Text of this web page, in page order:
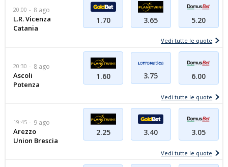
20:00 8 ago
L.R. Vicenza
Catania
1.70 3.65 5.20
Vedi tutte le quote
20:30 8 ago
Ascoli
Potenza
1.60 3.75 6.00
Vedi tutte le quote
19:45 9 ago
Arezzo
Union Brescia
2.25 3.40 3.05
Vedi tutte le quote